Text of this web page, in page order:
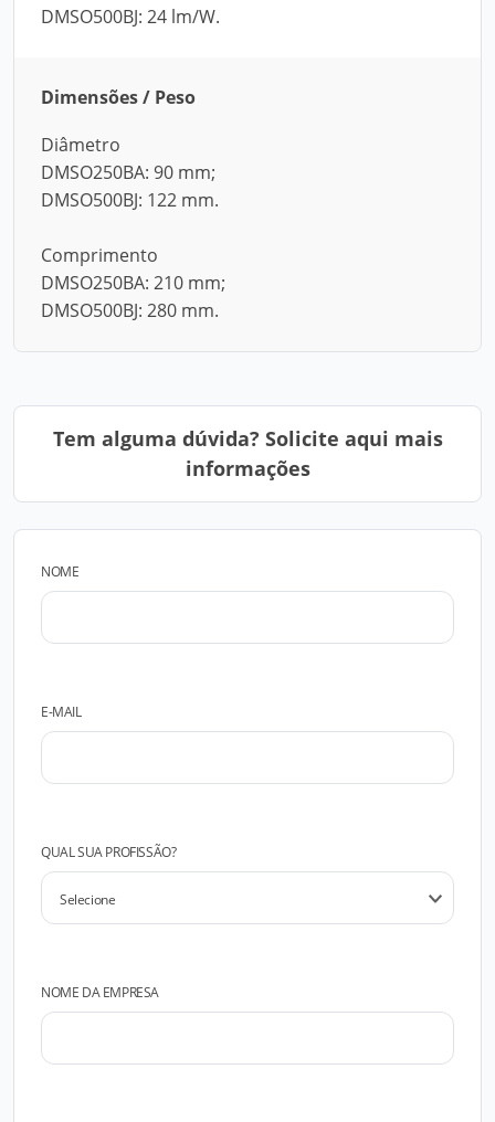
DMSO500BJ: 24 lm/W.
Dimensões / Peso
Diâmetro
DMSO250BA: 90 mm;
DMSO500BJ: 122 mm.
Comprimento
DMSO250BA: 210 mm;
DMSO500BJ: 280 mm.
Tem alguma dúvida? Solicite aqui mais
informações
NOME
E-MAIL
QUAL SUA PROFISSÃO?
NOME DA EMPRESA